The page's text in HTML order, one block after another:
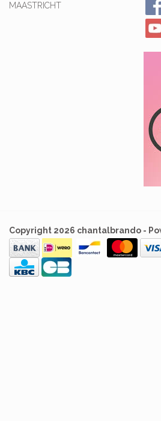
MAASTRICHT
Copyright 2026 chantalbrando -